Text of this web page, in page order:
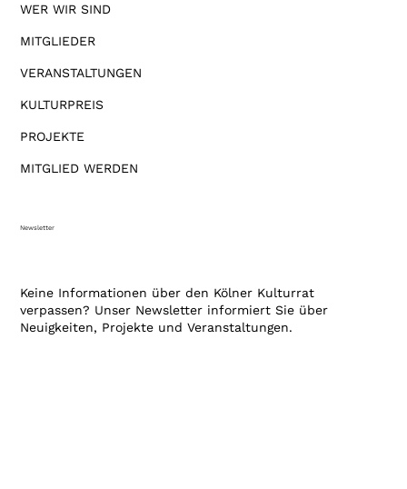
WER WIR SIND
MITGLIEDER
VERANSTALTUNGEN
KULTURPREIS
PROJEKTE
MITGLIED WERDEN
Newsletter
Keine Informationen über den Kölner Kulturrat
verpassen? Unser Newsletter informiert Sie über
Neuigkeiten, Projekte und Veranstaltungen.